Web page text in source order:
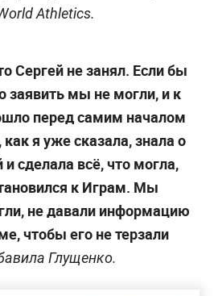
Athletics.
Сергей не занял. Если бы
заявить мы не могли, и к
перед самим началом
я уже сказала, знала о
сделала всё, что могла,
к Играм. Мы
не давали информацию
чтобы его не терзали
Глущенко.